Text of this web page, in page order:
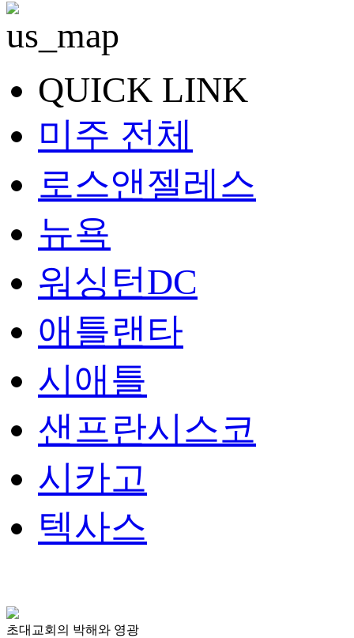
QUICK LINK
미주 전체
로스앤젤레스
뉴욕
워싱턴DC
애틀랜타
시애틀
샌프란시스코
시카고
텍사스
초대교회의 박해와 영광